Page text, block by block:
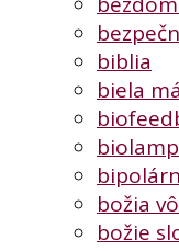
biblia
biela
božia
božie